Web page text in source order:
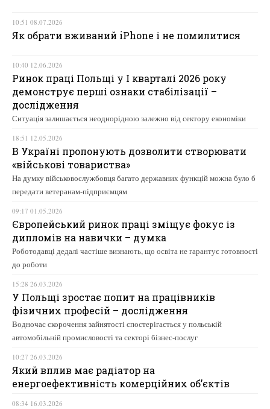
10:51 08.07.2026
Як обрати вживаний iPhone і не помилитися
10:40 12.06.2026
Ринок праці Польщі у І кварталі 2026 року
демонструє перші ознаки стабілізації –
дослідження
Ситуація залишається неоднорідною залежно від сектору економіки
18:51 12.05.2026
В Україні пропонують дозволити створювати
«військові товариства»
На думку військовослужбовця багато державних функцій можна було б
передати ветеранам-підприємцям
09:17 01.05.2026
Європейський ринок праці зміщує фокус із
дипломів на навички – думка
Роботодавці дедалі частіше визнають, що освіта не гарантує готовності
до роботи
15:28 26.03.2026
У Польщі зростає попит на працівників
фізичних професій – дослідження
Водночас скорочення зайнятості спостерігається у польській
автомобільній промисловості та секторі бізнес-послуг
10:27 26.03.2026
Який вплив має радіатор на
енергоефективність комерційних об’єктів
08:34 16.03.2026